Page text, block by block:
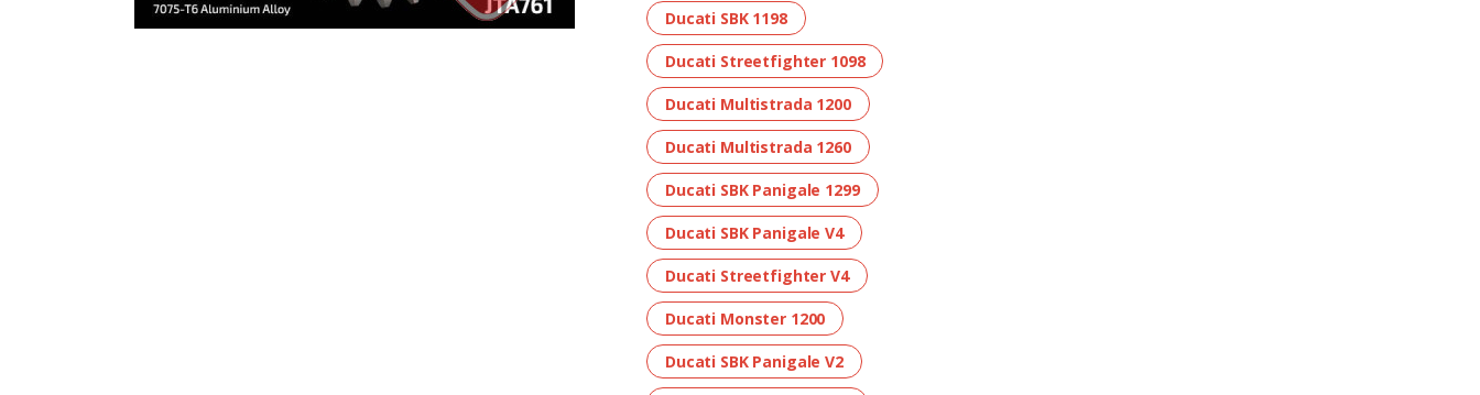
Ducati SBK 1198
Ducati Streetfighter 1098
Ducati Multistrada 1200
Ducati Multistrada 1260
Ducati SBK Panigale 1299
Ducati SBK Panigale V4
Ducati Streetfighter V4
Ducati Monster 1200
Ducati SBK Panigale V2